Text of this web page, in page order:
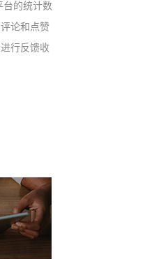
台的统计数
论和点赞
行反馈收